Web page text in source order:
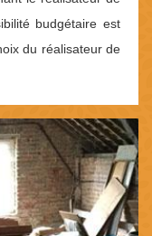
budgétaire est
du réalisateur de